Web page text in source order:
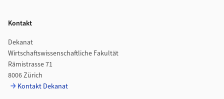
Kontakt
Dekanat
Wirtschaftswissenschaftliche Fakultät
Rämistrasse 71
8006 Zürich
Kontakt Dekanat